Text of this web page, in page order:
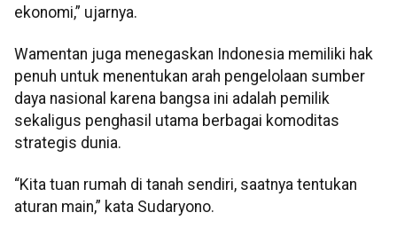
ekonomi,” ujarnya.
Wamentan juga menegaskan Indonesia memiliki hak
penuh untuk menentukan arah pengelolaan sumber
daya nasional karena bangsa ini adalah pemilik
sekaligus penghasil utama berbagai komoditas
strategis dunia.
“Kita tuan rumah di tanah sendiri, saatnya tentukan
aturan main,” kata Sudaryono.